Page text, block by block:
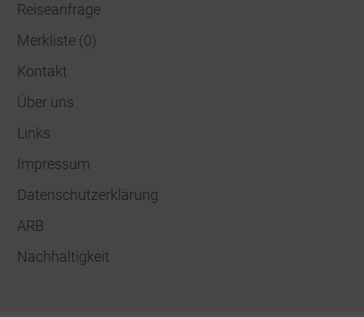
Reiseanfrage
Merkliste (0)
Kontakt
Über uns
Links
Impressum
Datenschutzerklärung
ARB
Nachhaltigkeit